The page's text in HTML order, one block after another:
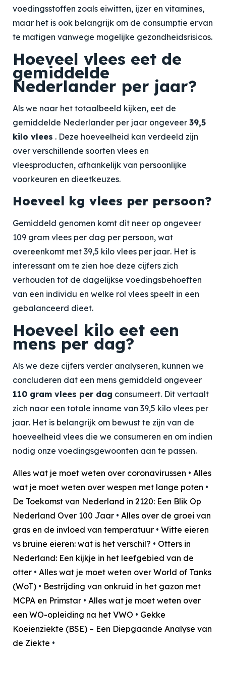
voedingsstoffen zoals eiwitten, ijzer en vitamines,
maar het is ook belangrijk om de consumptie ervan
te matigen vanwege mogelijke gezondheidsrisicos.
Hoeveel vlees eet de
gemiddelde
Nederlander per jaar?
Als we naar het totaalbeeld kijken, eet de
gemiddelde Nederlander per jaar ongeveer 39,5
kilo vlees . Deze hoeveelheid kan verdeeld zijn
over verschillende soorten vlees en
vleesproducten, afhankelijk van persoonlijke
voorkeuren en dieetkeuzes.
Hoeveel kg vlees per persoon?
Gemiddeld genomen komt dit neer op ongeveer
109 gram vlees per dag per persoon, wat
overeenkomt met 39,5 kilo vlees per jaar. Het is
interessant om te zien hoe deze cijfers zich
verhouden tot de dagelijkse voedingsbehoeften
van een individu en welke rol vlees speelt in een
gebalanceerd dieet.
Hoeveel kilo eet een
mens per dag?
Als we deze cijfers verder analyseren, kunnen we
concluderen dat een mens gemiddeld ongeveer
110 gram vlees per dag consumeert. Dit vertaalt
zich naar een totale inname van 39,5 kilo vlees per
jaar. Het is belangrijk om bewust te zijn van de
hoeveelheid vlees die we consumeren en om indien
nodig onze voedingsgewoonten aan te passen.
Alles wat je moet weten over coronavirussen • Alles
wat je moet weten over wespen met lange poten •
De Toekomst van Nederland in 2120: Een Blik Op
Nederland Over 100 Jaar • Alles over de groei van
gras en de invloed van temperatuur • Witte eieren
vs bruine eieren: wat is het verschil? • Otters in
Nederland: Een kijkje in het leefgebied van de
otter • Alles wat je moet weten over World of Tanks
(WoT) • Bestrijding van onkruid in het gazon met
MCPA en Primstar • Alles wat je moet weten over
een WO-opleiding na het VWO • Gekke
Koeienziekte (BSE) – Een Diepgaande Analyse van
de Ziekte •